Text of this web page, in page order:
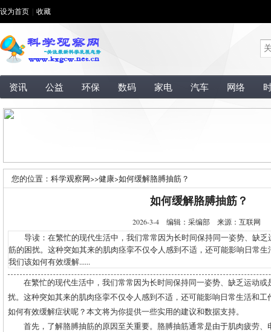
设为首页 收藏
资讯 公益 环保 数码 家电 汽车 网络
您的位置： 科学观察网>>健康>如何缓解胳膊抽筋？
如何缓解胳膊抽筋？
2026-3-4 编辑：采编部 来源：互联网
导读：在繁忙的现代生活中，我们常常因为长时间保持同一姿势、缺乏
筋的困扰。这种突如其来的肌肉痉挛不仅令人感到不适，还可能影响日常
我们该如何有效缓解......
在繁忙的现代生活中，我们常常因为长时间保持同一姿势、缺乏运动
扰。这种突如其来的肌肉痉挛不仅令人感到不适，还可能影响日常生活和
如何有效缓解症状呢？本文将为你提供一些实用的建议和数据支持。
首先，了解胳膊抽筋的原因至关重要。胳膊抽筋通常是由于肌肉疲劳